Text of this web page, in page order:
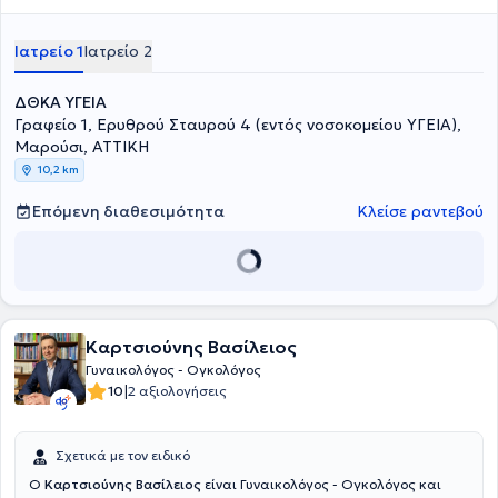
Ιατρείο 1Ιατρείο 2
ΔΘΚΑ ΥΓΕΙΑ
Γραφείο 1, Ερυθρού Σταυρού 4 (εντός νοσοκομείου ΥΓΕΙΑ),
Μαρούσι, ΑΤΤΙΚΗ
10,2 km
Επόμενη διαθεσιμότητα Κλείσε ραντεβού
Καρτσιούνης Βασίλειος
Γυναικολόγος - Ογκολόγος
10|2 αξιολογήσεις
Σχετικά με τον ειδικό
Ο Καρτσιούνης Βασίλειος είναι Γυναικολόγος - Ογκολόγος και